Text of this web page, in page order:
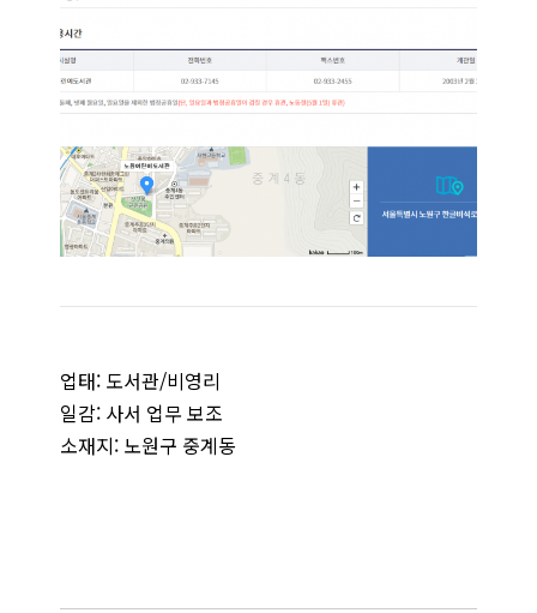
업태: 도서관/비영리
일감: 사서 업무 보조
소재지: 노원구 중계동